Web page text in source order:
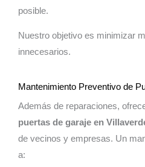
posible.
Nuestro objetivo es minimizar
innecesarios.
Mantenimiento Preventivo de
Además de reparaciones,
puertas de garaje en
de vecinos y empresas. Un
a: